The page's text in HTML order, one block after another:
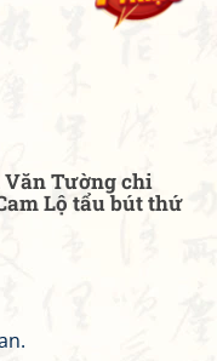
Tường chi
Lộ tẩu bút thứ